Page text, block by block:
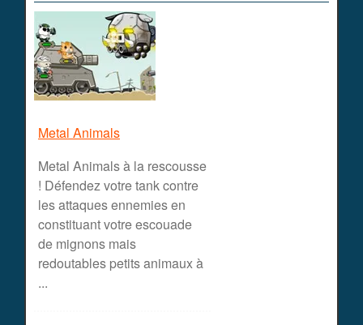
Metal Animals
Metal Animals à la rescousse
! Défendez votre tank contre
les attaques ennemies en
constituant votre escouade
de mignons mais
redoutables petits animaux à
...